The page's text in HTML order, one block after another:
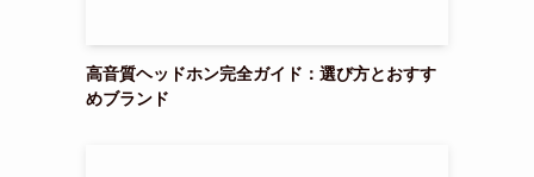
高音質ヘッドホン完全ガイド：選び方とおすす
めブランド